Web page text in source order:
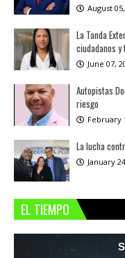
August
La Tanda
ciudadanos
June 07,
Autopistas
riesgo
February
La lucha
January
EL TIEMPO